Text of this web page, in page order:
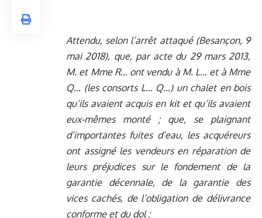
Attendu, selon l’arrêt attaqué (Besançon, 9
mai 2018), que, par acte du 29 mars 2013,
M. et Mme R… ont vendu à M. L… et à Mme
Q… (les consorts L… Q…) un chalet en bois
qu’ils avaient acquis en kit et qu’ils avaient
eux-mêmes monté ; que, se plaignant
d’importantes fuites d’eau, les acquéreurs
ont assigné les vendeurs en réparation de
leurs préjudices sur le fondement de la
garantie décennale, de la garantie des
vices cachés, de l’obligation de délivrance
conforme et du dol ;